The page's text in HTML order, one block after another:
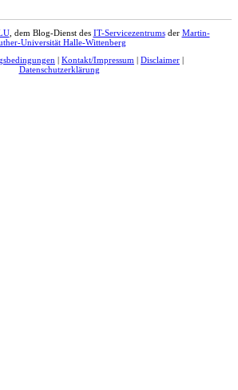
, dem Blog-Dienst des IT-Servicezentrumsder Martin-
Universität Halle-Wittenberg
| Kontakt/Impressum | Disclaimer |
Datenschutzerklärung